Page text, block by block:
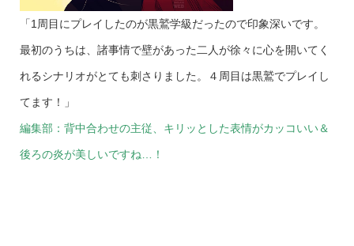
「1周目にプレイしたのが黒鷲学級だったので印象深いです。
最初のうちは、諸事情で壁があった二人が徐々に心を開いてく
れるシナリオがとても刺さりました。４周目は黒鷲でプレイし
てます！」
編集部：背中合わせの主従、キリッとした表情がカッコいい＆
後ろの炎が美しいですね…！